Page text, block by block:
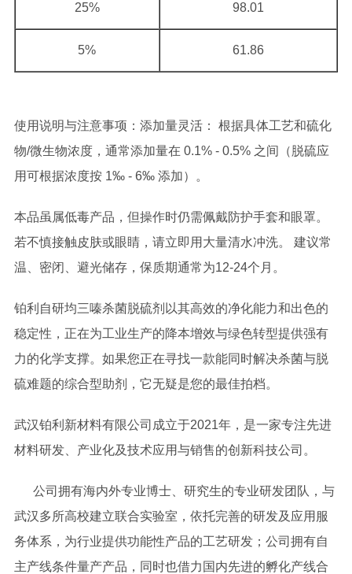
25% 98.01
5% 61.86
使用说明与注意事项：添加量灵活： 根据具体工艺和硫化
物/微生物浓度，通常添加量在 0.1% - 0.5% 之间（脱硫应
用可根据浓度按 1‰ - 6‰ 添加）。
本品虽属低毒产品，但操作时仍需佩戴防护手套和眼罩。
若不慎接触皮肤或眼睛，请立即用大量清水冲洗。 建议常
温、密闭、避光储存，保质期通常为12-24个月。
铂利自研均三嗪杀菌脱硫剂以其高效的净化能力和出色的
稳定性，正在为工业生产的降本增效与绿色转型提供强有
力的化学支撑。如果您正在寻找一款能同时解决杀菌与脱
硫难题的综合型助剂，它无疑是您的最佳拍档。
武汉铂利新材料有限公司成立于2021年，是一家专注先进
材料研发、产业化及技术应用与销售的创新科技公司。
公司拥有海内外专业博士、研究生的专业研发团队，与
武汉多所高校建立联合实验室，依托完善的研发及应用服
务体系，为行业提供功能性产品的工艺研发；公司拥有自
主产线条件量产产品，同时也借力国内先进的孵化产线合